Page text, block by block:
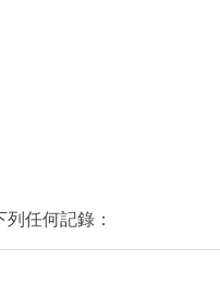
任何記錄：